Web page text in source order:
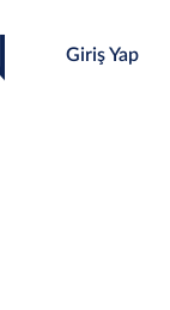
Giriş Yap